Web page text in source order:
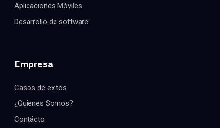
Aplicaciones Móviles
Desarrollo de software
Empresa
Casos de exitos
¿Quienes Somos?
Contácto